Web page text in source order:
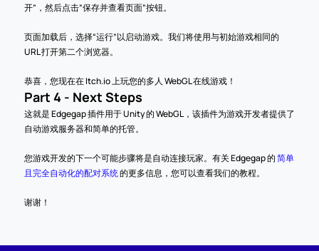
开”，然后点击“保存并查看页面”按钮。
页面加载后，选择“运行”以启动游戏。我们将使用与初始游戏相同的
URL 打开第二个浏览器。
恭喜，您现在在 Itch.io 上玩您的多人 WebGL 在线游戏！
Part 4 - Next Steps
这就是 Edgegap 插件用于 Unity 的 WebGL，该插件为游戏开发者提供了
自动游戏服务器和简单的托管。
您游戏开发的下一个可能步骤将是自动连接玩家。有关 Edgegap 的 简单
且完全自动化的配对系统 的更多信息，您可以查看我们的教程。
谢谢！